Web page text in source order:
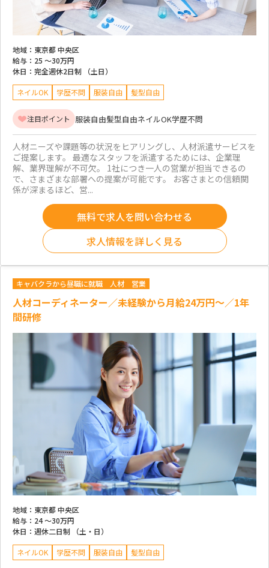
地域： 東京都 中央区
給与： 25 ～30万円
休日： 完全週休2日制 （土日）
ネイルOK 学歴不問 服装自由 髪型自由
注目ポイント 服装自由髪型自由ネイルOK学歴不問
人材ニーズや課題等の状況をヒアリングし、人材派遣サービスを
ご提案します。 最適なスタッフを派遣するためには、企業理
解、業界理解が不可欠。 1社につき一人の営業が担当できるの
で、さまざまな部署への提案が可能です。 お客さまとの信頼関
係が深まるほど、営...
無料で求人を問い合わせる
求人情報を詳しく見る
キャバクラから昼職に就職 人材 営業
人材コーディネーター／未経験から月給24万円～／1年
間研修
地域： 東京都 中央区
給与： 24 ～30万円
休日： 週休二日制 （土・日）
ネイルOK 学歴不問 服装自由 髪型自由